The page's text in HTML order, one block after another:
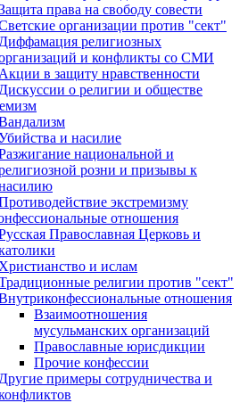
права на свободу совести
организации против "сект"
Диффамация религиозных
и конфликты со СМИ
Акции в защиту нравственности
Дискуссии о религии и обществе
и насилие
национальной и
розни и призывы к
экстремизму
отношения
Православная Церковь и
Христианство и ислам
религии против "сект"
отношения
Взаимоотношения
мусульманских организаций
Православные юрисдикции
Прочие конфессии
Другие примеры сотрудничества и